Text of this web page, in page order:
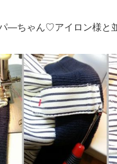
―ちゃん♡アイロン様と